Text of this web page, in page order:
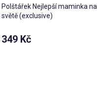
Polštářek Nejlepší maminka na
světě (exclusive)
Průměrné
hodnocení
349 Kč